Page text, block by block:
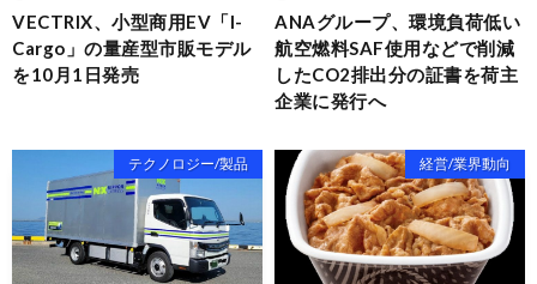
VECTRIX、小型商用EV「I-
Cargo」の量産型市販モデル
を10月1日発売
ANAグループ、環境負荷低い
航空燃料SAF使用などで削減
したCO2排出分の証書を荷主
企業に発行へ
テクノロジー/製品 経営/業界動向